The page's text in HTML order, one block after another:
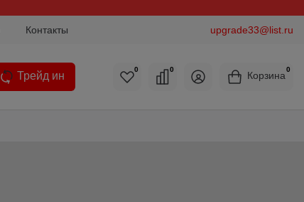
Контакты upgrade33@list.ru
Трейд ин
0 0 0
Корзина